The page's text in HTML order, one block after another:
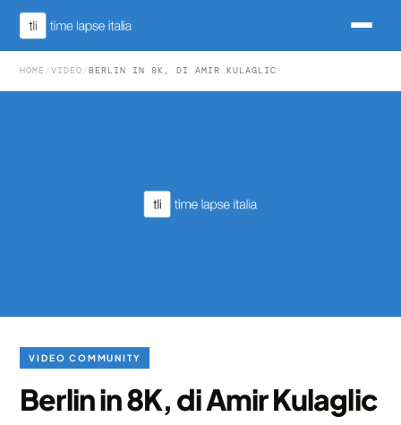
HOME /VIDEO /BERLIN IN 8K, DI AMIR KULAGLIC
VIDEO COMMUNITY
Berlin in 8K, di Amir Kulaglic